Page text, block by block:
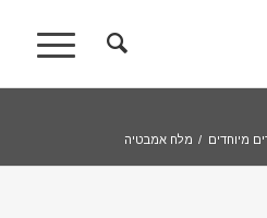
מיוחדים / מלח אמבטיה